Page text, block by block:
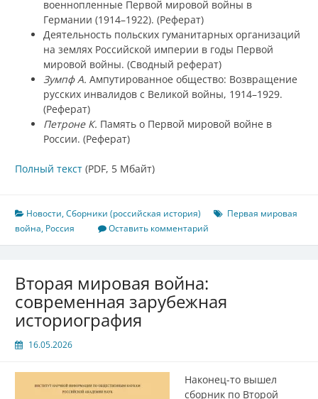
военнопленные Первой мировой войны в
Германии (1914–1922). (Реферат)
Деятельность польских гуманитарных организаций
на землях Российской империи в годы Первой
мировой войны. (Сводный реферат)
Зумпф А. Ампутированное общество: Возвращение
русских инвалидов с Великой войны, 1914–1929.
(Реферат)
Петроне К. Память о Первой мировой войне в
России. (Реферат)
Полный текст (PDF, 5 Мбайт)
Новости,Сборники (российская история)
Первая мировая
война, Россия Оставить комментарий
Вторая мировая война:
современная зарубежная
историография
16.05.2026
Наконец-то вышел
сборник по Второй